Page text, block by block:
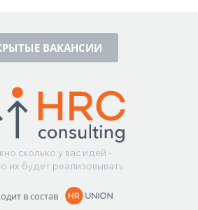
сколько у вас идей -
их будет реализовывать
в состав
ВАКАНСИИ